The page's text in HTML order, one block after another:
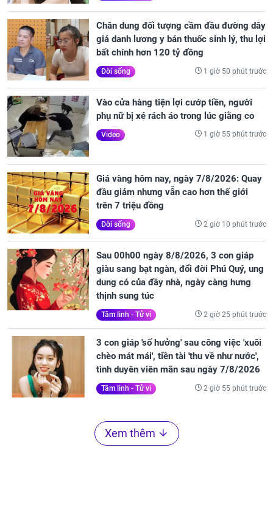
Chân dung đối tượng cầm đầu đường dây
giả danh lương y bán thuốc sinh lý, thu lợi
bất chính hơn 120 tỷ đồng
Đời sống 1 giờ 50 phút trước
Vào cửa hàng tiện lợi cướp tiền, người
phụ nữ bị xé rách áo trong lúc giằng co
Video 1 giờ 55 phút trước
Giá vàng hôm nay, ngày 7/8/2026: Quay
đầu giảm nhưng vẫn cao hơn thế giới
trên 7 triệu đồng
Đời sống 2 giờ 10 phút trước
Sau 00h00 ngày 8/8/2026, 3 con giáp
giàu sang bạt ngàn, đổi đời Phú Quý, ung
dung có của đầy nhà, ngày càng hưng
thịnh sung túc
Tâm linh - Tử vi 2 giờ 25 phút trước
3 con giáp 'số hưởng' sau công việc 'xuôi
chèo mát mái', tiền tài 'thu về như nước',
tình duyên viên mãn sau ngày 7/8/2026
Tâm linh - Tử vi 2 giờ 55 phút trước
Xem thêm